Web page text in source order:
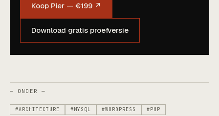
Koop Pier — €199 ↗
Download gratis proefversie
— ONDER —
#ARCHITECTURE #MYSQL #WORDPRESS
#PHP